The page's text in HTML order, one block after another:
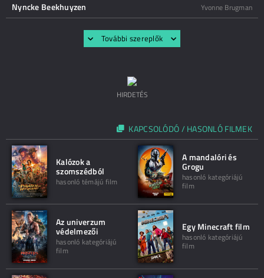
Nyncke Beekhuyzen Yvonne Brugman
További szereplők
HIRDETÉS
KAPCSOLÓDÓ / HASONLÓ FILMEK
Kalózok a
szomszédból
hasonló témájú film
A mandalóri és
Grogu
hasonló kategóriájú
film
Az univerzum
védelmezői
hasonló kategóriájú
film
Egy Minecraft film
hasonló kategóriájú
film